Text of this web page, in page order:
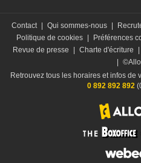
Contact Qui sommes-nous
Politique de cookies
Préférences
Revue de presse
Charte d'écriture
Retrouvez tous les horaires et infos de
0 892 892 892